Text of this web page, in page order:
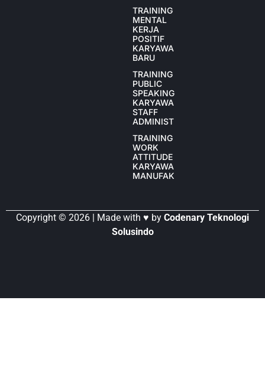
TRAINING
MENTAL
KERJA
POSITIF
KARYAWAN
BARU
TRAINING
PUBLIC
SPEAKING
KARYAWAN
STAFF
ADMINISTRASI
TRAINING
WORK
ATTITUDE
KARYAWAN
MANUFAKTUR
Copyright © 2026 | Made with ♥ by Codenary Teknologi
Solusindo